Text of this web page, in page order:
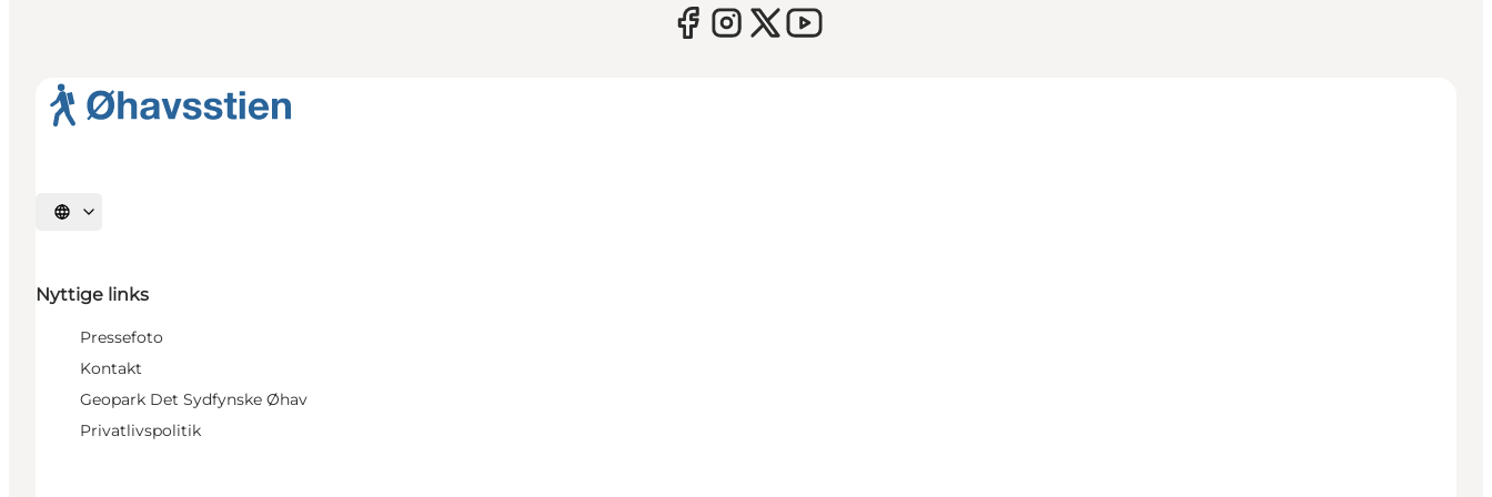
Vælg sprog
Nyttige links
Pressefoto
Kontakt
Geopark Det Sydfynske Øhav
Privatlivspolitik